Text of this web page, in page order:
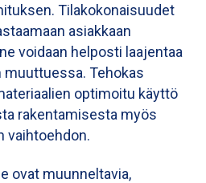
Tilakokonaisuudet
asiakkaan
voidaan helposti laajentaa
Tehokas
optimoitu käyttö
rakentamisesta myös
vaihtoehdon.
ovat muunneltavia,